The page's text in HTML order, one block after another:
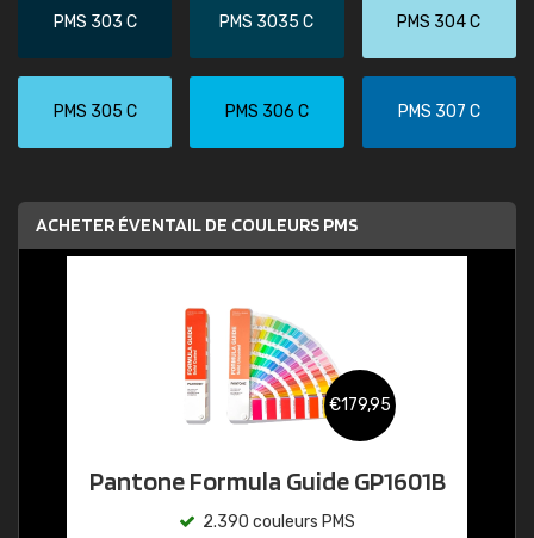
PMS 303 C PMS 3035 C PMS 304 C
PMS 305 C PMS 306 C PMS 307 C
ACHETER ÉVENTAIL DE COULEURS PMS
€179,95
Pantone Formula Guide GP1601B
2.390 couleurs PMS